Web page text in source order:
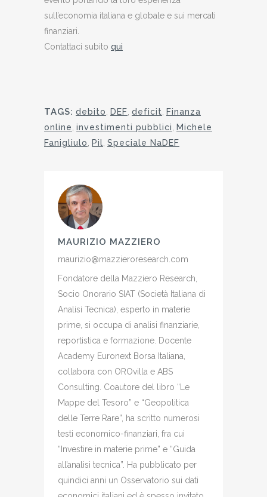
sull’economia italiana e globale e sui mercati
finanziari.
Contattaci subito qui
TAGS: debito DEF deficit
Finanza
online investimenti pubblici
Michele
Fanigliulo
Pil Speciale NaDEF
MAURIZIO MAZZIERO
maurizio@mazzieroresearch.com
Fondatore della Mazziero Research,
Socio Onorario SIAT (Società Italiana di
Analisi Tecnica), esperto in materie
prime, si occupa di analisi finanziarie,
reportistica e formazione. Docente
Academy Euronext Borsa Italiana,
collabora con OROvilla e ABS
Consulting. Coautore del libro “Le
Mappe del Tesoro” e “Geopolitica
delle Terre Rare”, ha scritto numerosi
testi economico-finanziari, fra cui
“Investire in materie prime” e “Guida
all’analisi tecnica”. Ha pubblicato per
quindici anni un Osservatorio sui dati